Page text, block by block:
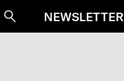
SucheNEWSLETTER